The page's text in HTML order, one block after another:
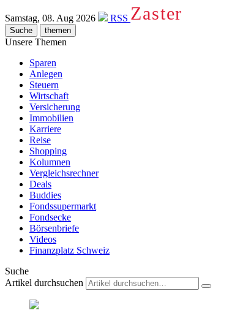
Samstag, 08. Aug 2026 RSS Zaster
Suche themen
Unsere Themen
Sparen
Anlegen
Steuern
Wirtschaft
Versicherung
Immobilien
Karriere
Reise
Shopping
Kolumnen
Vergleichsrechner
Deals
Buddies
Fondssupermarkt
Fondsecke
Börsenbriefe
Videos
Finanzplatz Schweiz
Suche
Artikel durchsuchen